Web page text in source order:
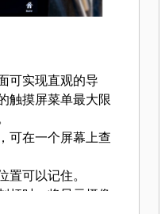
可实现直观的导
触摸屏菜单最大限
可在一个屏幕上查
可以记住。
杆时，将显示摄像